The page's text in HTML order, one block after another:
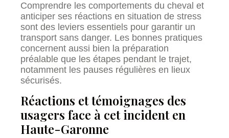
Comprendre les comportements du cheval et
anticiper ses réactions en situation de stress
sont des leviers essentiels pour garantir un
transport sans danger. Les bonnes pratiques
concernent aussi bien la préparation
préalable que les étapes pendant le trajet,
notamment les pauses régulières en lieux
sécurisés.
Réactions et témoignages des
usagers face à cet incident en
Haute-Garonne